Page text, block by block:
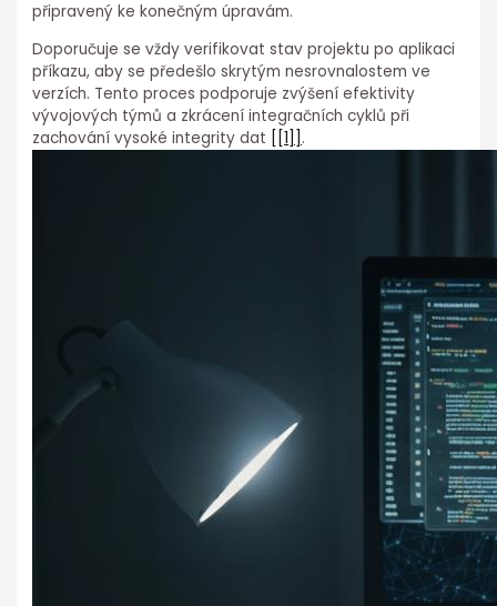
připravený ke konečným úpravám.
Doporučuje se vždy⁢ verifikovat⁢ stav projektu po aplikaci
příkazu, aby se předešlo skrytým⁢ nesrovnalostem⁢ ve
verzích. Tento proces podporuje zvýšení efektivity
vývojových⁤ týmů a zkrácení integračních cyklů při
zachování vysoké integrity dat [[1]] .